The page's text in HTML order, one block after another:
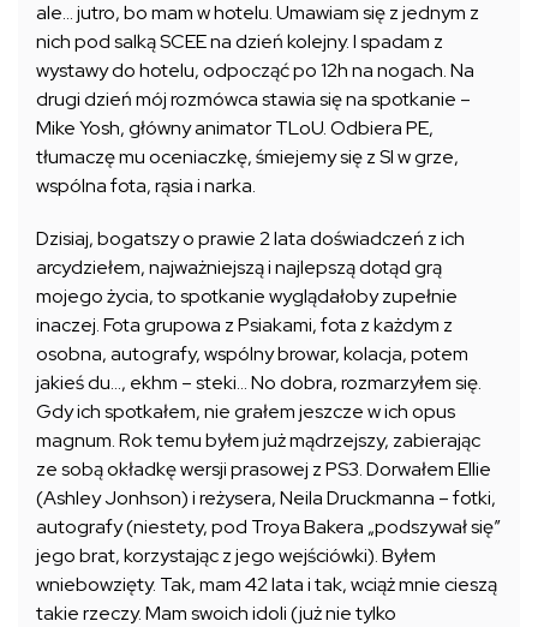
ale… jutro, bo mam w hotelu. Umawiam się z jednym z
nich pod salką SCEE na dzień kolejny. I spadam z
wystawy do hotelu, odpocząć po 12h na nogach. Na
drugi dzień mój rozmówca stawia się na spotkanie –
Mike Yosh, główny animator TLoU. Odbiera PE,
tłumaczę mu oceniaczkę, śmiejemy się z SI w grze,
wspólna fota, rąsia i narka.
Dzisiaj, bogatszy o prawie 2 lata doświadczeń z ich
arcydziełem, najważniejszą i najlepszą dotąd grą
mojego życia, to spotkanie wyglądałoby zupełnie
inaczej. Fota grupowa z Psiakami, fota z każdym z
osobna, autografy, wspólny browar, kolacja, potem
jakieś du…, ekhm – steki… No dobra, rozmarzyłem się.
Gdy ich spotkałem, nie grałem jeszcze w ich opus
magnum. Rok temu byłem już mądrzejszy, zabierając
ze sobą okładkę wersji prasowej z PS3. Dorwałem Ellie
(Ashley Jonhson) i reżysera, Neila Druckmanna – fotki,
autografy (niestety, pod Troya Bakera „podszywał się”
jego brat, korzystając z jego wejściówki). Byłem
wniebowzięty. Tak, mam 42 lata i tak, wciąż mnie cieszą
takie rzeczy. Mam swoich idoli (już nie tylko